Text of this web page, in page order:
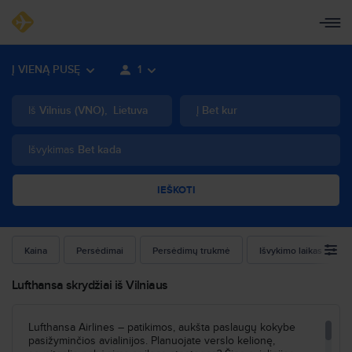
Į VIENĄ PUSĘ 1
Iš Vilnius (VNO), Lietuva Į Bet kur
Išvykimas Bet kada
IEŠKOTI
Kaina Persėdimai Persėdimų trukmė Išvykimo laikas
Lufthansa skrydžiai iš Vilniaus
Lufthansa Airlines – patikimos, aukšta paslaugų kokybe
pasižyminčios avialinijos. Planuojate verslo kelionę,